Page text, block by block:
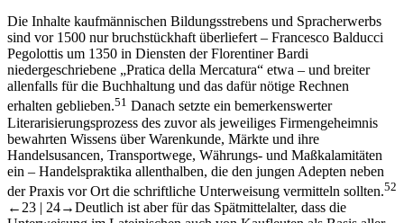
Die Inhalte kaufmännischen Bildungsstrebens und Spracherwerbs
sind vor 1500 nur bruchstückhaft überliefert – Francesco Balducci
Pegolottis um 1350 in Diensten der Florentiner Bardi
niedergeschriebene „Pratica della Mercatura“ etwa – und breiter
allenfalls für die Buchhaltung und das dafür nötige Rechnen
erhalten geblieben.51 Danach setzte ein bemerkenswerter
Literarisierungsprozess des zuvor als jeweiliges Firmengeheimnis
bewahrten Wissens über Warenkunde, Märkte und ihre
Handelsusancen, Transportwege, Währungs- und Maßkalamitäten
ein – Handelspraktika allenthalben, die den jungen Adepten neben
der Praxis vor Ort die schriftliche Unterweisung vermitteln sollten.52
←23 | 24→Deutlich ist aber für das Spätmittelalter, dass die